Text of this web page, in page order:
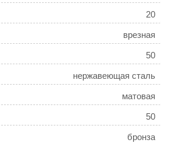
20
врезная
50
нержавеющая сталь
матовая
50
бронза